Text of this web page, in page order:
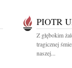
PIOTR
Z głębokim
tragicznej
naszej...